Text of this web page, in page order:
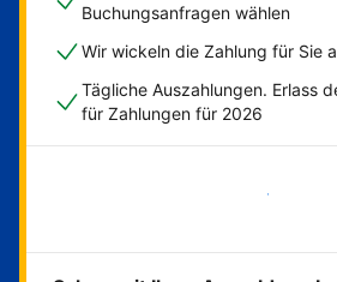
Buchungsanfragen wählen
Wir wickeln die Zahlung für Sie
Tägliche Auszahlungen. Erlass
für Zahlungen für 2026
Jetzt loslegen